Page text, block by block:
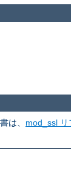
は、 mod_ssl リ